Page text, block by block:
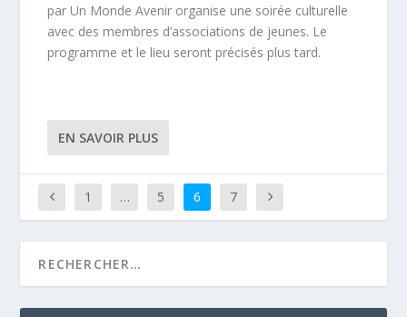
par Un Monde Avenir organise une soirée culturelle
avec des membres d’associations de jeunes. Le
programme et le lieu seront précisés plus tard.
EN SAVOIR PLUS
1 … 5 6 7